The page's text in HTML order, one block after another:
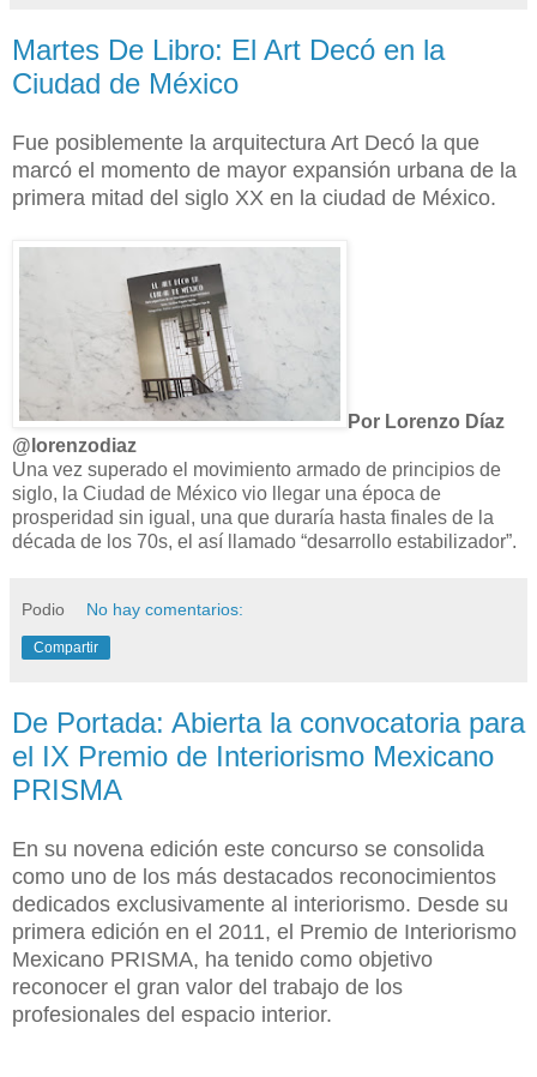
Martes De Libro: El Art Decó en la
Ciudad de México
Fue posiblemente la arquitectura Art Decó la que
marcó el momento de mayor expansión urbana de la
primera mitad del siglo XX en la ciudad de México.
Por Lorenzo Díaz
@lorenzodiaz
Una vez superado el movimiento armado de principios de
siglo, la Ciudad de México vio llegar una época de
prosperidad sin igual, una que duraría hasta finales de la
década de los 70s, el así llamado “desarrollo estabilizador”.
Podio No hay comentarios:
Compartir
De Portada: Abierta la convocatoria para
el IX Premio de Interiorismo Mexicano
PRISMA
En su novena edición este concurso se consolida
como uno de los más destacados reconocimientos
dedicados exclusivamente al interiorismo. Desde su
primera edición en el 2011, el Premio de Interiorismo
Mexicano PRISMA, ha tenido como objetivo
reconocer el gran valor del trabajo de los
profesionales del espacio interior.